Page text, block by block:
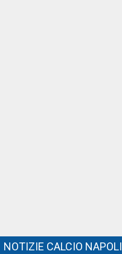
NOTIZIE CALCIO NAPOLI